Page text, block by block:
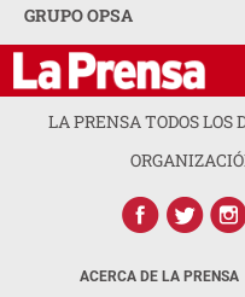
GRUPO OPSA
LA PRENSA TODOS LOS
ACERCA DE LA PRENSA